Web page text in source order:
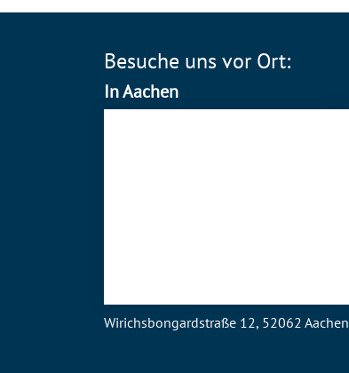
Besuche uns vor Ort:
In Aachen
Wirichsbongardstraße 12, 52062 Aachen